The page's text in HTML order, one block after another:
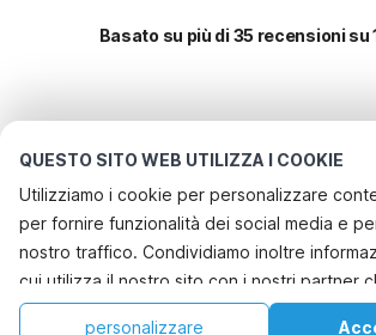
QUESTO SITO WEB UTILIZZA I COOKIE
Utilizziamo i cookie per personalizzare
per fornire funzionalità dei social media e
nostro traffico. Condividiamo inoltre
cui utilizza il nostro sito con i nostri partner
analisi dei dati web, pubblicità e social
personalizzare
Basato su più di 35 recensioni su
vacanze
Città con i migliori servizi per le vacanze
Vacanza con il cane - Casa vacanze pet friendly
Vacanza con il cane - Casa vacanze pet friendly
Vacanza con il cane - Casa vacanze pet friendly
Servizi più popolari per le vacanze in Saint-
bains
Vacanza con il cane - Casa vacanze pet friendly